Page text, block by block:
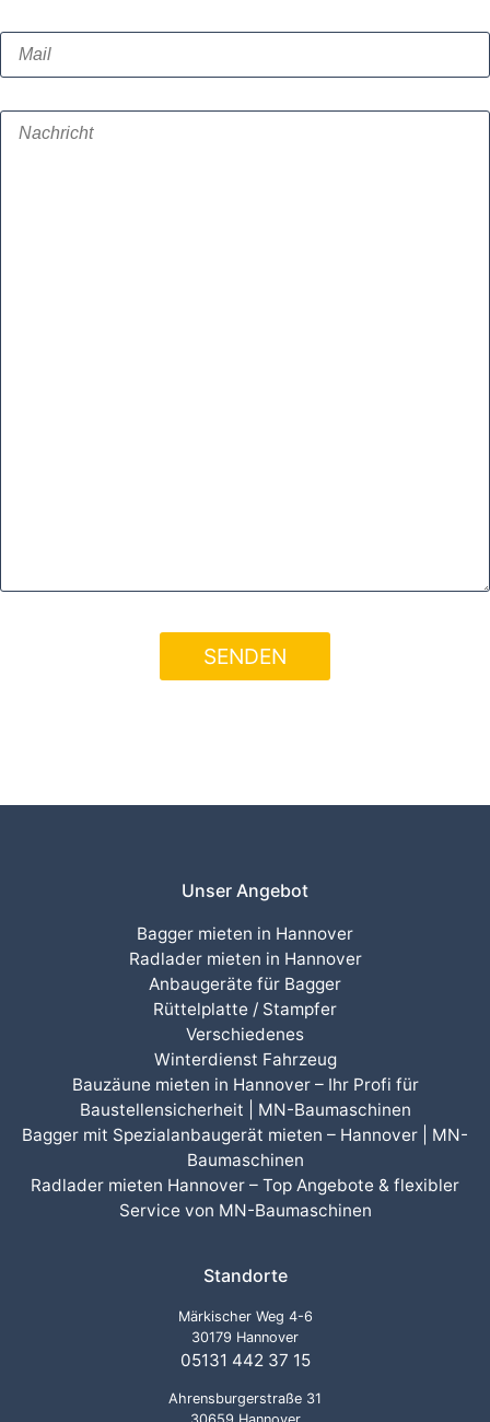
Unser Angebot
Bagger mieten in Hannover
Radlader mieten in Hannover
Anbaugeräte für Bagger
Rüttelplatte / Stampfer
Verschiedenes
Winterdienst Fahrzeug
Bauzäune mieten in Hannover – Ihr Profi für
Baustellensicherheit | MN-Baumaschinen
Bagger mit Spezialanbaugerät mieten – Hannover | MN-
Baumaschinen
Radlader mieten Hannover – Top Angebote & flexibler
Service von MN-Baumaschinen
Standorte
Märkischer Weg 4-6
30179 Hannover
05131 442 37 15
Ahrensburgerstraße 31